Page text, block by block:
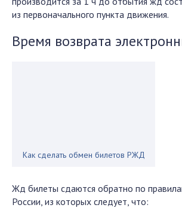
из первоначального пункта движения.
Время возврата
Как сделать обмен билетов РЖД
Жд билеты сдаются обратно по
России, из которых следует, что: